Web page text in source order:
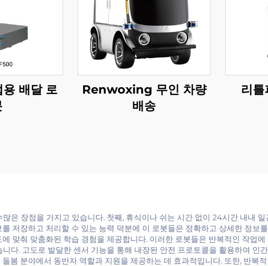
배달 로
Renwoxing 무인 차량
배송
리
은 장점을 가지고 있습니다. 첫째, 휴식이나 쉬는 시간 없이 24시간 내내
저장하고 처리할 수 있는 능력 덕분에 이 로봇들은 정확하고 상세한 정보
맞춰 맞춤화된 학습 경험을 제공합니다. 이러한 로봇들은 반복적인 작업
다. 고도로 발달한 센서 기능을 통해 내장된 안전 프로토콜을 활용하여 인
봄 분야에서 동반자 역할과 지원을 제공하는 데 효과적입니다. 또한, 반복